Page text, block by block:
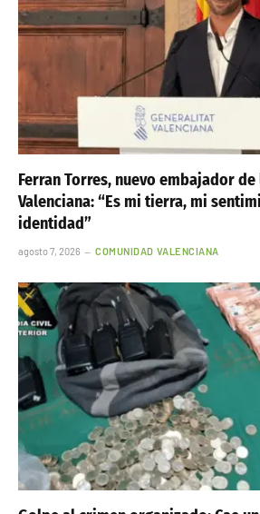
Ferran Torres, nuevo embajador
Valenciana: “Es mi tierra, mi
identidad”
agosto 7, 2026 COMUNIDAD VALENCIANA